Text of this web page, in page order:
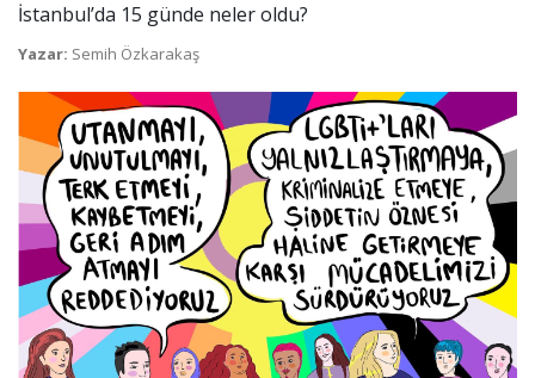
İstanbul’da 15 günde neler oldu?
Yazar: Semih Özkarakaş